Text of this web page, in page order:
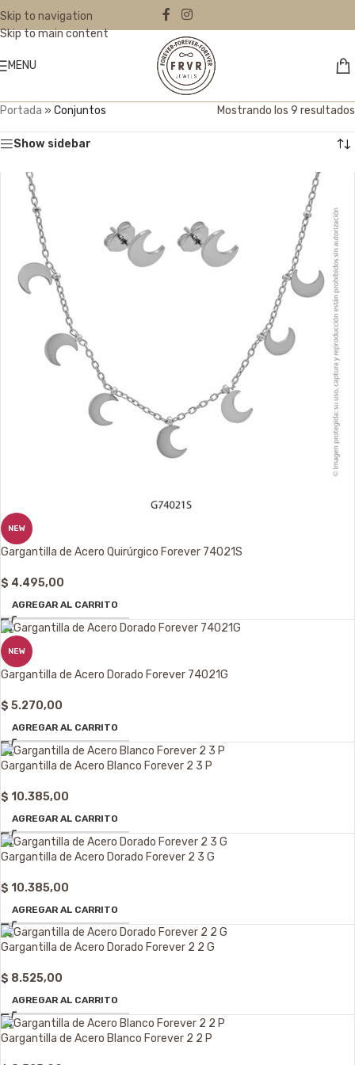
Skip to navigation
Skip to main content
MENU
Portada » Conjuntos Mostrando los 9 resultados
Show sidebar
NEW
Gargantilla de Acero Quirúrgico Forever 74021S
$ 4.495,00
AGREGAR AL CARRITO
NEW
Gargantilla de Acero Dorado Forever 74021G
$ 5.270,00
AGREGAR AL CARRITO
Gargantilla de Acero Blanco Forever 2 3 P
$ 10.385,00
AGREGAR AL CARRITO
Gargantilla de Acero Dorado Forever 2 3 G
$ 10.385,00
AGREGAR AL CARRITO
Gargantilla de Acero Dorado Forever 2 2 G
$ 8.525,00
AGREGAR AL CARRITO
Gargantilla de Acero Blanco Forever 2 2 P